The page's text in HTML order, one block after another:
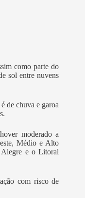
como parte do
sol entre nuvens
de chuva e garoa
moderado a
Médio e Alto
e o Litoral
com risco de